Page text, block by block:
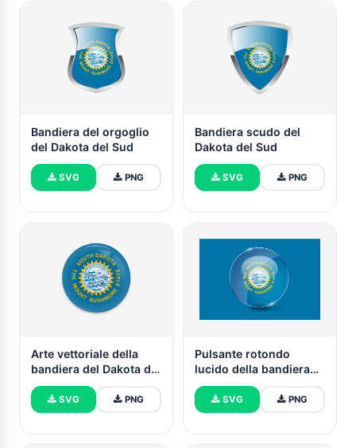
Bandiera del orgoglio
del Dakota del Sud
SVG PNG
Bandiera scudo del
Dakota del Sud
SVG PNG
Arte vettoriale della
bandiera del Dakota del
Sud
SVG PNG
Pulsante rotondo
lucido della bandiera
del Dakota del Sud
SVG PNG